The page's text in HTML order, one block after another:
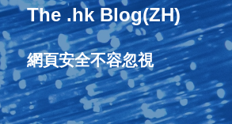
The .hk Blog(ZH)
網頁安全不容忽視